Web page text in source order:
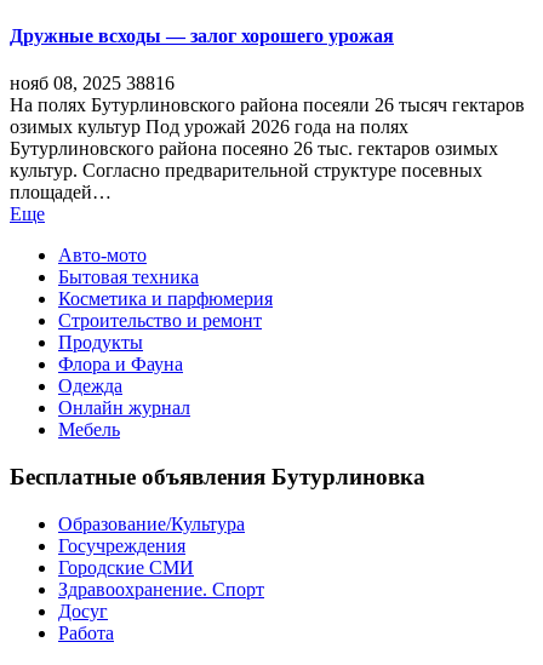
Дружные всходы — залог хорошего урожая
нояб 08, 2025 38816
На полях Бутурлиновского района посеяли 26 тысяч гектаров
озимых культур Под урожай 2026 года на полях
Бутурлиновского района посеяно 26 тыс. гектаров озимых
культур. Согласно предварительной структуре посевных
площадей…
Еще
Авто-мото
Бытовая техника
Косметика и парфюмерия
Строительство и ремонт
Продукты
Флора и Фауна
Одежда
Онлайн журнал
Мебель
Бесплатные объявления Бутурлиновка
Образование/Культура
Госучреждения
Городские СМИ
Здравоохранение. Спорт
Досуг
Работа